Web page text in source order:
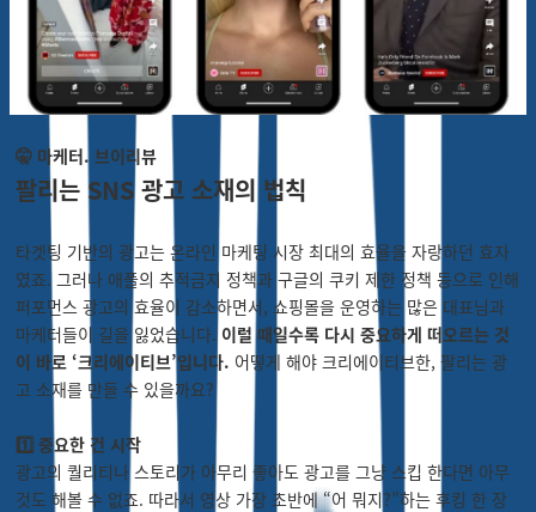
🤫 마케터. 브이리뷰
팔리는 SNS 광고 소재의 법칙
타겟팅 기반의 광고는 온라인 마케팅 시장 최대의 효율을 자랑하던 효자
였죠. 그러나 애플의 추적금지 정책과 구글의 쿠키 제한 정책 등으로 인해
퍼포먼스 광고의 효율이 감소하면서, 쇼핑몰을 운영하는 많은 대표님과
마케터들이 길을 잃었습니다.이럴 때일수록 다시 중요하게 떠오르는 것
이 바로 ‘크리에이티브’입니다. 어떻게 해야 크리에이티브한, 팔리는 광
고 소재를 만들 수 있을까요?
1️⃣ 중요한 건 시작
광고의 퀄리티나 스토리가 아무리 좋아도 광고를 그냥 스킵 한다면 아무
것도 해볼 수 없죠. 따라서 영상 가장 초반에 “어 뭐지?”하는 후킹 한 장